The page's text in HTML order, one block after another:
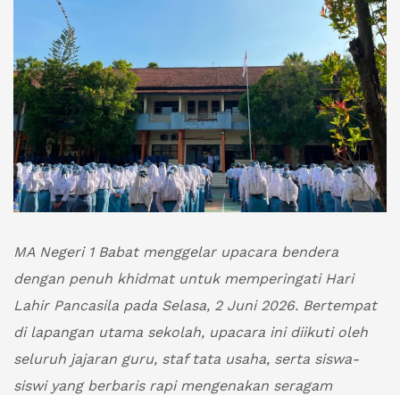
MA Negeri 1 Babat menggelar upacara bendera
dengan penuh khidmat untuk memperingati Hari
Lahir Pancasila pada Selasa, 2 Juni 2026. Bertempat
di lapangan utama sekolah, upacara ini diikuti oleh
seluruh jajaran guru, staf tata usaha, serta siswa-
siswi yang berbaris rapi mengenakan seragam